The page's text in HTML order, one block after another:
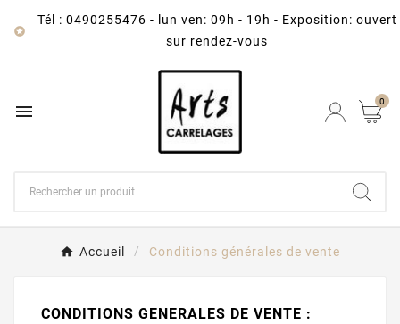

Tél : 0490255476 -
lun ven: 09h - 19h - Exposition: ouvert
sur rendez-vous
 0
Accueil Conditions générales de vente
CONDITIONS GENERALES DE VENTE :